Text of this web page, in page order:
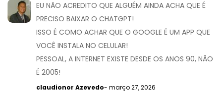
EU NÃO ACREDITO QUE ALGUÉM AINDA ACHA QUE É
PRECISO BAIXAR O CHATGPT!
ISSO É COMO ACHAR QUE O GOOGLE É UM APP QUE
VOCÊ INSTALA NO CELULAR!
PESSOAL, A INTERNET EXISTE DESDE OS ANOS 90, NÃO
É 2005!
claudionor Azevedo- março 27, 2026